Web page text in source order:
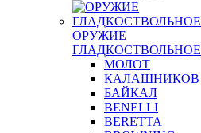
ОРУЖИЕ
ГЛАДКОСТВОЛЬНОЕ
МОЛОТ
КАЛАШНИКОВ
БАЙКАЛ
BENELLI
BERETTA